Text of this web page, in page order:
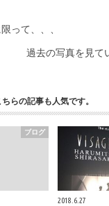
って、、、
過去の写真を見て
ちらの記事も人気です。
ブログ
2018.6.27